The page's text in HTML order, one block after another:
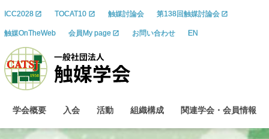
ICC2028 TOCAT10 触媒討論会 第138回触媒討論会
触媒OnTheWeb 会員My page お問い合わせ EN
学会概要 入会 活動 組織構成 関連学会 ・ 会員情報